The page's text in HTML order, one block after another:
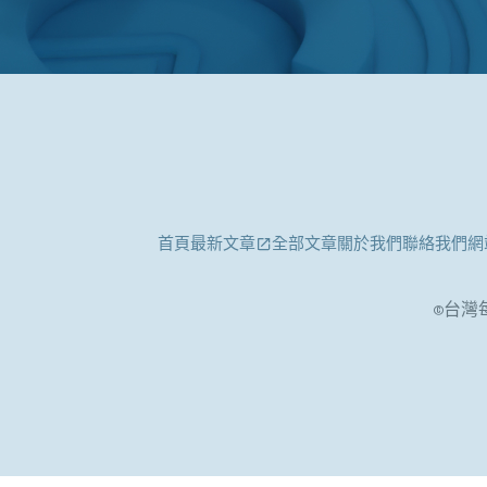
首頁最新文章 全部文章關於我們聯絡我們
©台灣